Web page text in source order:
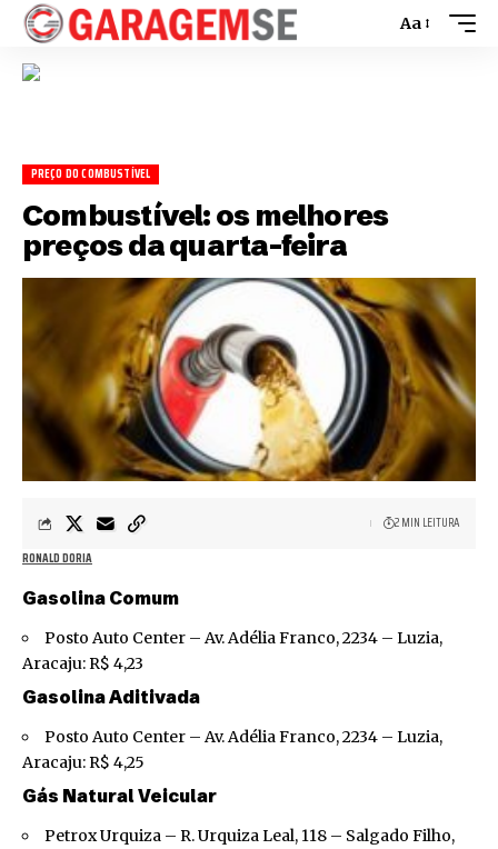
Aa
PREÇO DO COMBUSTÍVEL
Combustível: os melhores
preços da quarta-feira
RONALD DORIA
2 MIN LEITURA
Gasolina Comum
Posto Auto Center – Av. Adélia Franco, 2234 – Luzia,
Aracaju: R$ 4,23
Gasolina Aditivada
Posto Auto Center – Av. Adélia Franco, 2234 – Luzia,
Aracaju: R$ 4,25
Gás Natural Veicular
Petrox Urquiza – R. Urquiza Leal, 118 – Salgado Filho,